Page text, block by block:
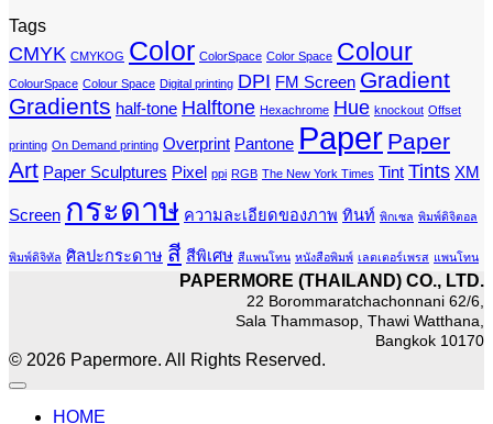
Tags
CMYK CMYKOG Color ColorSpace Color Space Colour
ColourSpace Colour Space Digital printing DPI FM Screen Gradient
Gradients half-tone Halftone Hexachrome Hue knockout Offset
printing On Demand printing Overprint Pantone Paper Paper
Art Paper Sculptures Pixel ppi RGB The New York Times Tint Tints XM
Screen กระดาษ ความละเอียดของภาพ ทินท์ พิกเซล พิมพ์ดิจิตอล
พิมพ์ดิจิทัล ศิลปะกระดาษ สี สีพิเศษ สีแพนโทน หนังสือพิมพ์ เลตเตอร์เพรส แพนโทน
PAPERMORE (THAILAND) CO., LTD.
22 Borommaratchachonnani 62/6,
Sala Thammasop, Thawi Watthana,
Bangkok 10170
© 2026 Papermore. All Rights Reserved.
HOME